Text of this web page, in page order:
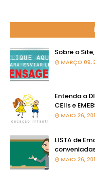
Sobre o
MARÇO 09,
Entenda a
CEIIs e
MAIO 26,
LISTA de
MAIO 26,